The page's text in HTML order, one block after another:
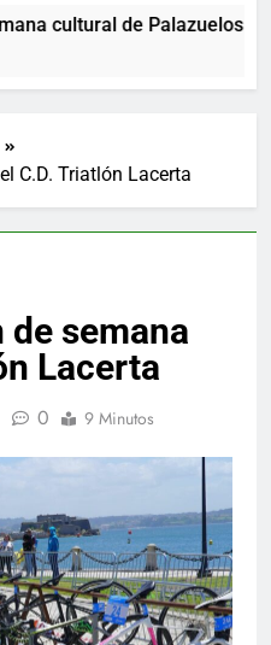
cultural de Palazuelos de
C.D. Triatlón Lacerta
semana
Lacerta
0 9 Minutos